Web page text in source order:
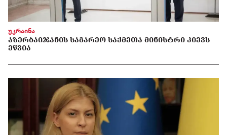
უკრაინა
ᲐᲖᲔᲠᲑᲐᲘᲯᲐᲜᲘᲡ ᲡᲐᲒᲐᲠᲔᲝ ᲡᲐᲥᲛᲔᲗᲐ ᲛᲘᲜᲘᲡᲢᲠᲘ ᲙᲘᲔᲕᲡ
ᲔᲬᲕᲘᲐ